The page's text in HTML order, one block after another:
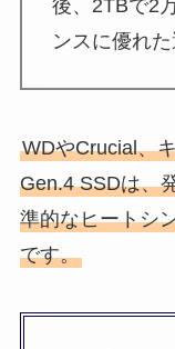
後、2TBで2
ンスに優れ
WDやCrucial、
Gen.4 SSDは、
準的なヒートシ
です。